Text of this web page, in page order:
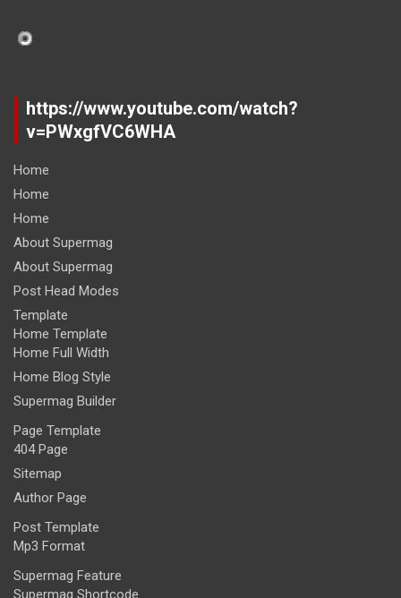
https://www.youtube.com/watch?
v=PWxgfVC6WHA
Home
Home
Home
About Supermag
About Supermag
Post Head Modes
Template
Home Template
Home Full Width
Home Blog Style
Supermag Builder
Page Template
404 Page
Sitemap
Author Page
Post Template
Mp3 Format
Supermag Feature
Supermag Shortcode